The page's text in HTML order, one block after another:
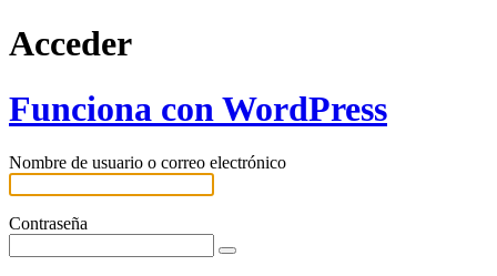
Acceder
Funciona con WordPress
Nombre de usuario o correo electrónico
Contraseña